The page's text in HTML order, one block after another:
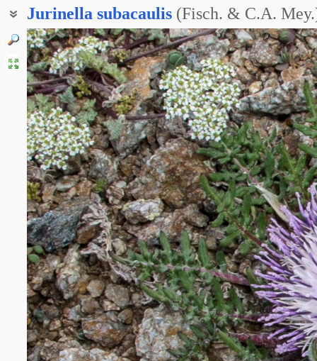
Jurinella subacaulis (Fisch. & C.A.
Юринелла бесстебельная